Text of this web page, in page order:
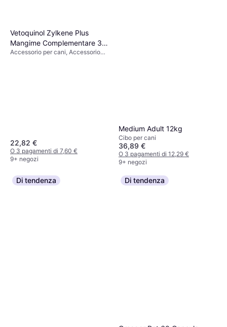
Vetoquinol Zylkene Plus
Mangime Complementare 30
Capsule Da 75 mg
Accessorio per cani, Accessorio
22,82 €
O 3 pagamenti di 7,60 €
9+ negozi
Medium Adult 12kg
Cibo per cani
36,89 €
O 3 pagamenti di 12,29 €
9+ negozi
Di tendenza Di tendenza